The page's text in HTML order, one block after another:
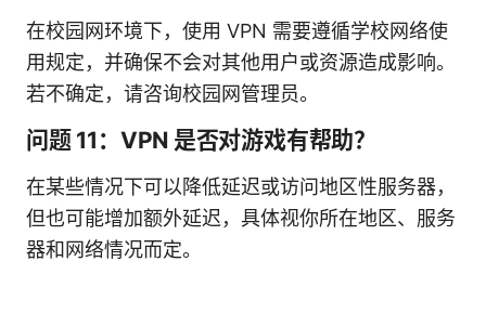
在校园网环境下，使用 VPN 需要遵循学校网络使
用规定，并确保不会对其他用户或资源造成影响。
若不确定，请咨询校园网管理员。
问题 11：VPN 是否对游戏有帮助？
在某些情况下可以降低延迟或访问地区性服务器，
但也可能增加额外延迟，具体视你所在地区、服务
器和网络情况而定。